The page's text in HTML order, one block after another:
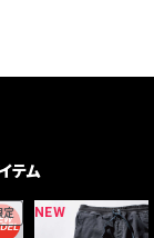
テム
定 NEW